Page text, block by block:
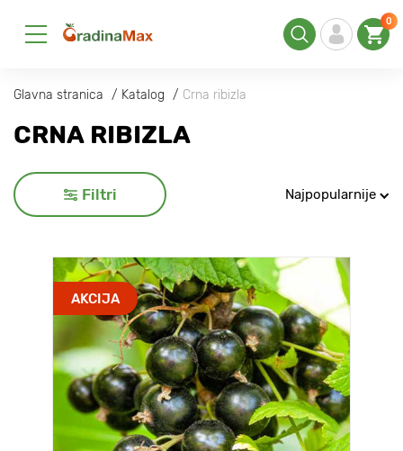
0
Glavna stranica Katalog Crna ribizla
CRNA RIBIZLA
Filtri Najpopularnije
AKCIJA